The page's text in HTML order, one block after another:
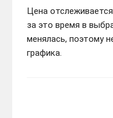
Цена
за это время в
менялась, поэтому
графика.